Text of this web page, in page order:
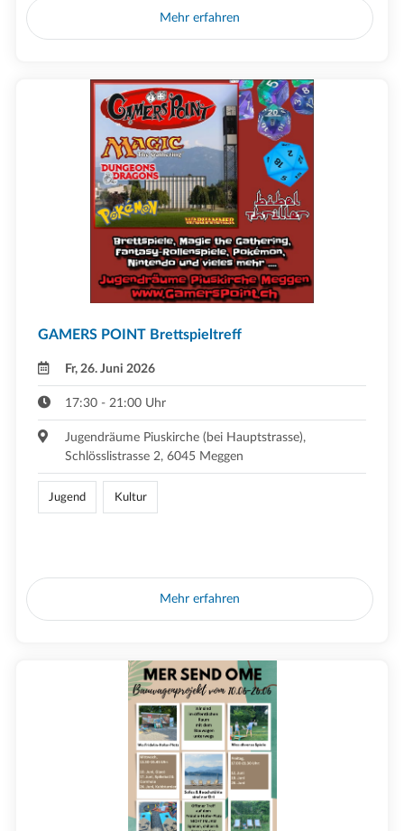
Mehr erfahren
GAMERS POINT Brettspieltreff
Fr, 26. Juni 2026
17:30 - 21:00 Uhr
Jugendräume Piuskirche (bei Hauptstrasse),
Schlösslistrasse 2, 6045 Meggen
Jugend Kultur
Mehr erfahren